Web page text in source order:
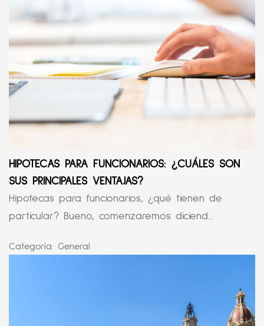
HIPOTECAS PARA FUNCIONARIOS: ¿CUÁLES SON
SUS PRINCIPALES VENTAJAS?
Hipotecas para funcionarios, ¿qué tienen de
particular? Bueno, comenzaremos diciend...
Categoría: General